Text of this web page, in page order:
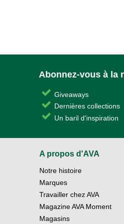
Abonnez-vous à la
Giveaways
Dernières collections
Un baril d'inspiration
A propos d'AVA
Notre histoire
Marques
Travailler chez AVA
Magazine AVA Moment
Magasins